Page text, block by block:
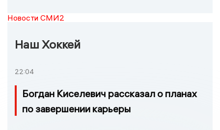
Новости СМИ2
Наш Хоккей
22:04
Богдан Киселевич рассказал о планах
по завершении карьеры